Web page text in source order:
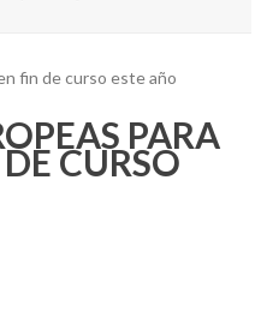
PARA
CURSO